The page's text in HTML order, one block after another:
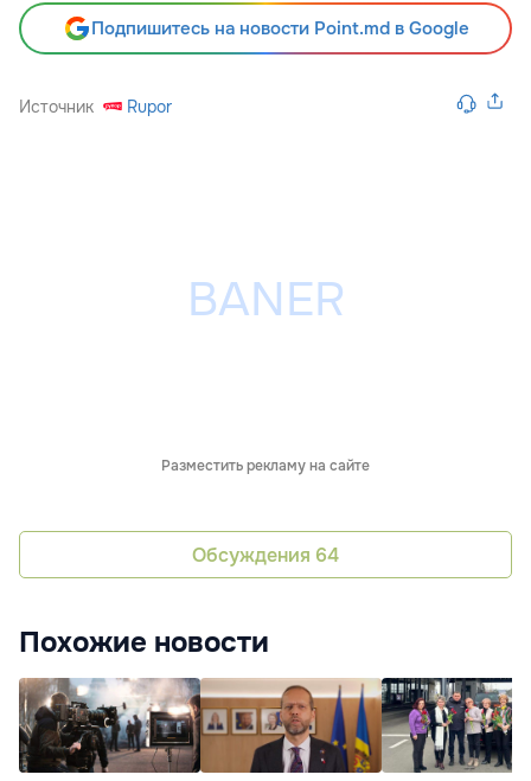
Подпишитесь на новости Point.md в Google
Источник Rupor
Разместить рекламу на сайте
Обсуждения 64
Похожие новости